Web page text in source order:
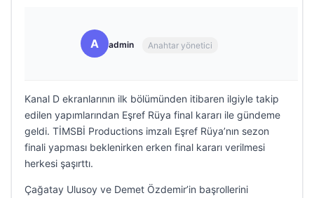
A admin Anahtar yönetici
Kanal D ekranlarının ilk bölümünden itibaren ilgiyle takip
edilen yapımlarından Eşref Rüya final kararı ile gündeme
geldi. TİMSBİ Productions imzalı Eşref Rüya’nın sezon
finali yapması beklenirken erken final kararı verilmesi
herkesi şaşırttı.
Çağatay Ulusoy ve Demet Özdemir’in başrollerini